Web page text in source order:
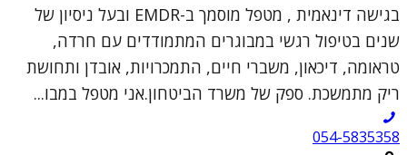
בגישה דינאמית , מטפל מוסמך ב-EMDR ובעל ניסיון של
שנים בטיפול רגשי במבוגרים המתמודדים עם חרדה,
טראומה, דיכאון, משברי חיים, התמכרויות, אובדן ותחושת
ריק מתמשכת. ספק של משרד הביטחון.אני מטפל במבו...
054-5835358